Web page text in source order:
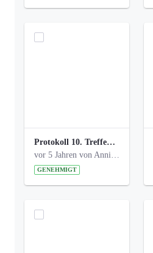
Protokoll 10. Treffen 20150720 AG Bismarckplatz.pdf
GENEHMIGT